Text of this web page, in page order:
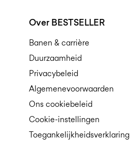
Over BESTSELLER
Banen & carrière
Duurzaamheid
Privacybeleid
Algemenevoorwaarden
Ons cookiebeleid
Cookie-instellingen
Toegankelijkheidsverklaring